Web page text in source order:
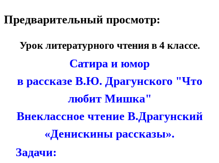
Предварительный просмотр:
Урок литературного чтения в 4 классе.
Сатира и юмор
в рассказе В.Ю. Драгунского "Что
любит Мишка"
Внеклассное чтение В.Драгунский
«Денискины рассказы».
Задачи: